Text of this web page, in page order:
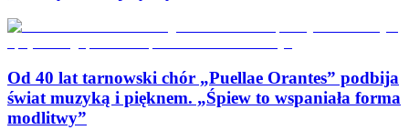
Od 40 lat tarnowski chór „Puellae Orantes” podbija
świat muzyką i pięknem. „Śpiew to wspaniała forma
modlitwy”